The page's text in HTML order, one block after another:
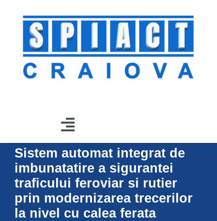
Toggle
Navigation
Sistem automat integrat de
imbunatatire a sigurantei
traficului feroviar si rutier
prin modernizarea trecerilor
la nivel cu calea ferata